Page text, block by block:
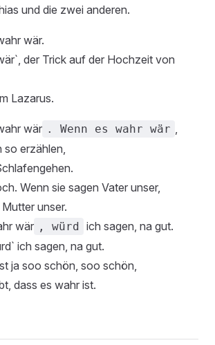
und die zwei anderen.
wär.
der Trick auf der Hochzeit von
Lazarus.
wär . Wenn es wahr wär ,
so erzählen,
Wenn sie sagen Vater unser,
unser.
wär , würd ich sagen, na gut.
ich sagen, na gut.
ja soo schön, soo schön,
dass es wahr ist.